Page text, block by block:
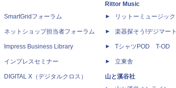
SmartGridフォーラム
ネットショップ担当者フォーラム
Impress Business Library
インプレスセミナー
DIGITAL X（デジタルクロス）
Rittor Music
リットーミュージック
楽器探そう!デジマート
TシャツPOD T-OD
立東舎
山と溪谷社